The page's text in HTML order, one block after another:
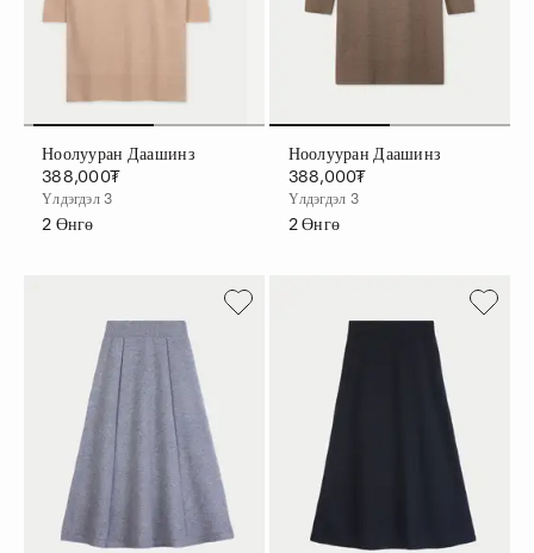
Ноолууран Даашинз
388,000₮
Үлдэгдэл 3
2 Өнгө
Ноолууран Даашинз
388,000₮
Үлдэгдэл 3
2Өнгө